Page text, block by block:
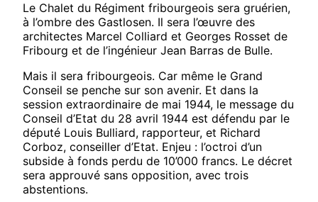
Le Chalet du Régiment fribourgeois sera gruérien,
à l’ombre des Gastlosen. Il sera l’œuvre des
architectes Marcel Colliard et Georges Rosset de
Fribourg et de l’ingénieur Jean Barras de Bulle.
Mais il sera fribourgeois. Car même le Grand
Conseil se penche sur son avenir. Et dans la
session extraordinaire de mai 1944, le message du
Conseil d’Etat du 28 avril 1944 est défendu par le
député Louis Bulliard, rapporteur, et Richard
Corboz, conseiller d’Etat. Enjeu : l’octroi d’un
subside à fonds perdu de 10’000 francs. Le décret
sera approuvé sans opposition, avec trois
abstentions.